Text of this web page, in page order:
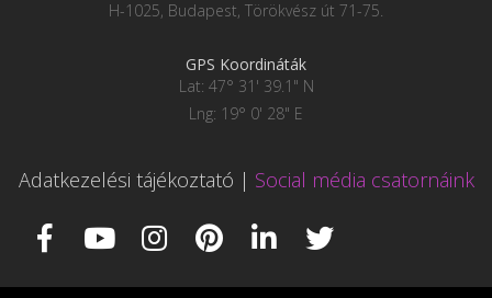
H-1025, Budapest, Törökvész út 71-75.
GPS Koordináták
Lat: 47° 31' 39.1" N
Lng: 19° 0' 28" E
Adatkezelési tájékoztató | Social média csatornáink